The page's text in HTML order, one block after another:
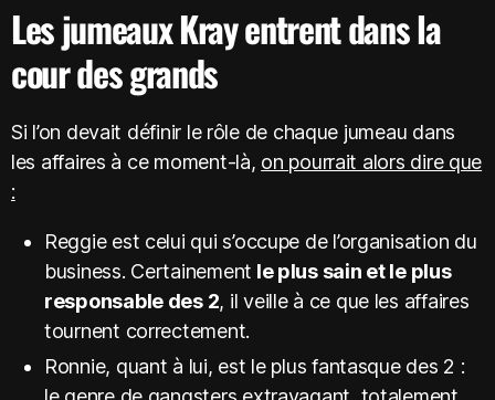
Les jumeaux Kray entrent dans la
cour des grands
Si l’on devait définir le rôle de chaque jumeau dans
les affaires à ce moment-là, on pourrait alors dire que
:
Reggie est celui qui s’occupe de l’organisation du
business. Certainement le plus sain et le plus
responsable des 2, il veille à ce que les affaires
tournent correctement.
Ronnie, quant à lui, est le plus fantasque des 2 :